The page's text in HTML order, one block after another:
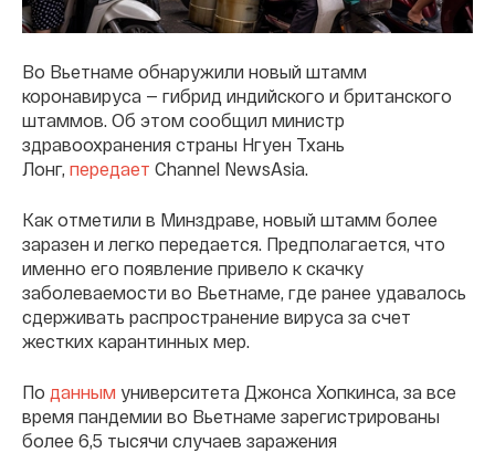
Во Вьетнаме обнаружили новый штамм
коронавируса — гибрид индийского и британского
штаммов. Об этом сообщил министр
здравоохранения страны Нгуен Тхань
Лонг, передает Channel NewsAsia.
Как отметили в Минздраве, новый штамм более
заразен и легко передается. Предполагается, что
именно его появление привело к скачку
заболеваемости во Вьетнаме, где ранее удавалось
сдерживать распространение вируса за счет
жестких карантинных мер.
По данным университета Джонса Хопкинса, за все
время пандемии во Вьетнаме зарегистрированы
более 6,5 тысячи случаев заражения